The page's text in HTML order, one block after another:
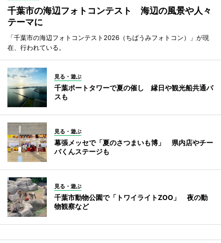
千葉市の海辺フォトコンテスト 海辺の風景や人々
テーマに
「千葉市の海辺フォトコンテスト2026（ちばうみフォトコン）」が現
在、行われている。
見る・遊ぶ
千葉ポートタワーで夏の催し 縁日や観光船共通パ
スも
見る・遊ぶ
幕張メッセで「夏のさつまいも博」 県内店やチー
バくんステージも
見る・遊ぶ
千葉市動物公園で「トワイライトZOO」 夜の動
物観察など